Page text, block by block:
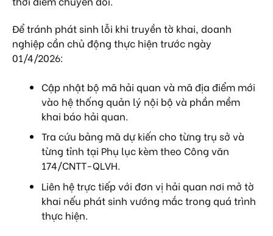
Để tránh phát sinh lỗi khi truyền tờ khai, doanh
nghiệp cần chủ động thực hiện trước ngày
01/4/2026:
Cập nhật bộ mã hải quan và mã địa điểm mới
vào hệ thống quản lý nội bộ và phần mềm
khai báo hải quan.
Tra cứu bảng mã dự kiến cho từng trụ sở và
từng tỉnh tại Phụ lục kèm theo Công văn
174/CNTT-QLVH.
Liên hệ trực tiếp với đơn vị hải quan nơi mở tờ
khai nếu phát sinh vướng mắc trong quá trình
thực hiện.